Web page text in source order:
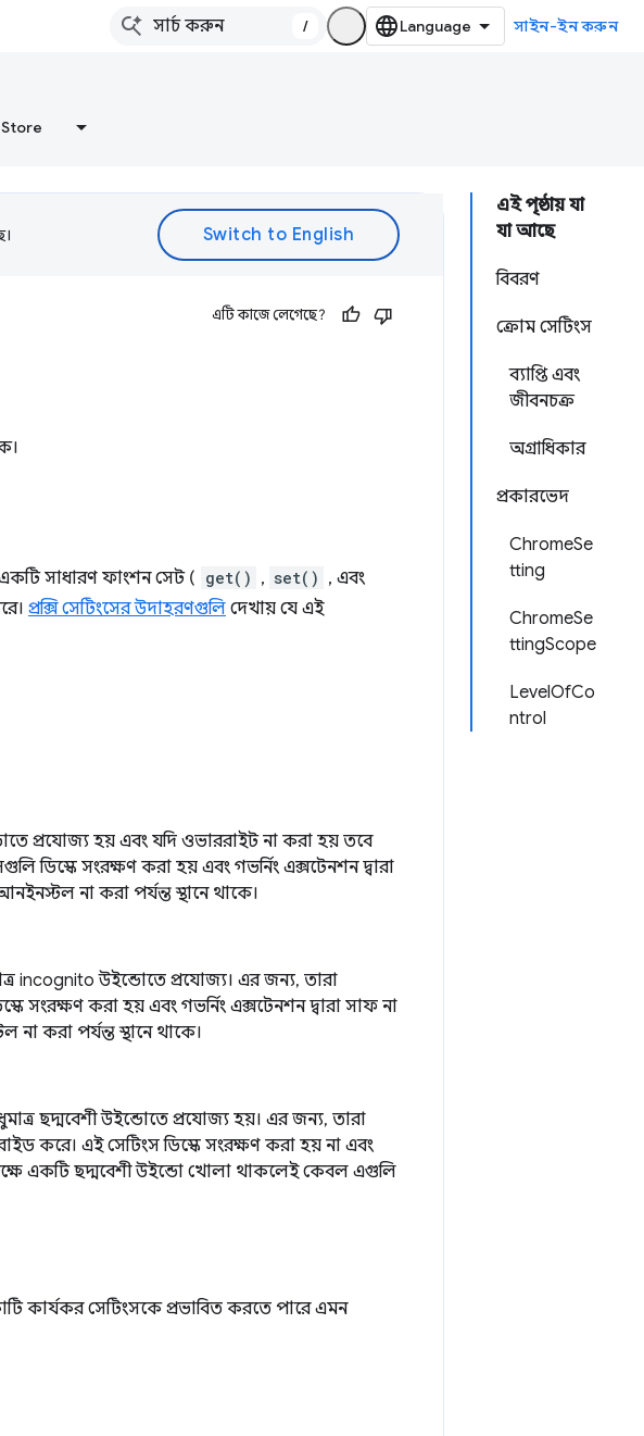
/ সাইন-ইন করুন
এই পৃষ্ঠায় যা
যা আছে
বিবরণ
ক্রোম সেটিংস
ব্যাপ্তি এবং
জীবনচক্র
অগ্রাধিকার
প্রকারভেদ
ChromeSe
tting
ChromeSe
ttingScope
LevelOfCo
ntrol
এটি কাজে লেগেছে?
সাধারণ ফাংশন সেট ( get() , set() , এবং
প্রক্সি সেটিংসের উদাহরণগুলি দেখায় যে এই
প্রযোজ্য হয় এবং যদি ওভাররাইট না করা হয় তবে
ডিস্কে সংরক্ষণ করা হয় এবং গভর্নিং এক্সটেনশন দ্বারা
না করা পর্যন্ত স্থানে থাকে।
incognito উইন্ডোতে প্রযোজ্য। এর জন্য, তারা
সংরক্ষণ করা হয় এবং গভর্নিং এক্সটেনশন দ্বারা সাফ না
করা পর্যন্ত স্থানে থাকে।
ছদ্মবেশী উইন্ডোতে প্রযোজ্য হয়। এর জন্য, তারা
করে। এই সেটিংস ডিস্কে সংরক্ষণ করা হয় না এবং
একটি ছদ্মবেশী উইন্ডো খোলা থাকলেই কেবল এগুলি
কার্যকর সেটিংসকে প্রভাবিত করতে পারে এমন